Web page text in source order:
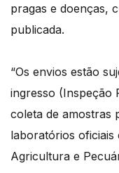
pragas e doenças,
publicada.
“Os envios estão
ingresso (Inspeção
coleta de amostras
laboratórios oficiais
Agricultura e